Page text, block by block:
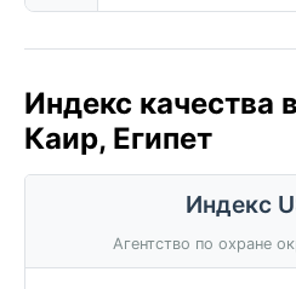
Индекс качества
Каир, Египет
Индекс
Агентство по охране